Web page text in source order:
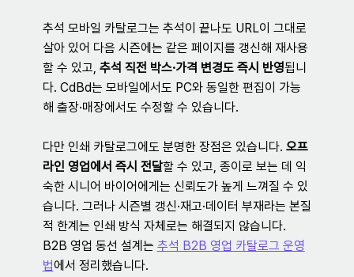
추석 모바일 카탈로그는 추석이 끝나도 URL이 그대로
살아 있어 다음 시즌에는 같은 페이지를 갱신해 재사용
할 수 있고, 추석 직전 박스·가격 변경도 즉시 반영됩니
다. CdBd는 모바일에서도 PC와 동일한 편집이 가능
해 출장·매장에서도 수정할 수 있습니다.
다만 인쇄 카탈로그에도 분명한 장점은 있습니다. 오프
라인 영업에서 즉시 전달할 수 있고, 종이로 보는 데 익
숙한 시니어 바이어에게는 신뢰도가 높게 느껴질 수 있
습니다. 그러나 시즌별 갱신·재고·데이터 부재라는 본질
적 한계는 인쇄 방식 자체로는 해결되지 않습니다.
B2B 영업 동선 설계는 추석 B2B 영업 카탈로그 운영
법에서 정리했습니다.